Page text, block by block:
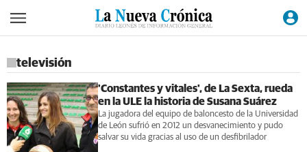
televisión
'Constantes y vitales', de La Sexta, rueda
en la ULE la historia de Susana Suárez
La jugadora del equipo de baloncesto de la Universidad
de León sufrió en 2012 un desvanecimiento y pudo
salvar su vida gracias al uso de un desfibrilador